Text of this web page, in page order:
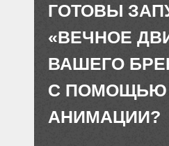
ГОТОВЫ
«ВЕЧНОЕ
ВАШЕГО
С ПОМОЩЬЮ
АНИМАЦИИ?